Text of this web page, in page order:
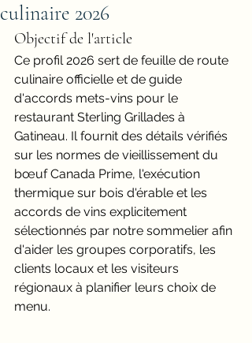
culinaire 2026
Objectif de l'article
Ce profil 2026 sert de feuille de route
culinaire officielle et de guide
d'accords mets-vins pour le
restaurant Sterling Grillades à
Gatineau. Il fournit des détails vérifiés
sur les normes de vieillissement du
bœuf Canada Prime, l'exécution
thermique sur bois d'érable et les
accords de vins explicitement
sélectionnés par notre sommelier afin
d'aider les groupes corporatifs, les
clients locaux et les visiteurs
régionaux à planifier leurs choix de
menu.